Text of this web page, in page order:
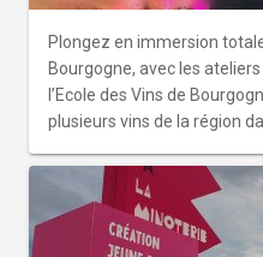
impressions par une
sensorielle unique en son
Plongez en immersion
Bourgogne, avec les
l’Ecole des Vins de
plusieurs vins de la région
son genre. Chaque atelier
auditives et gustatives